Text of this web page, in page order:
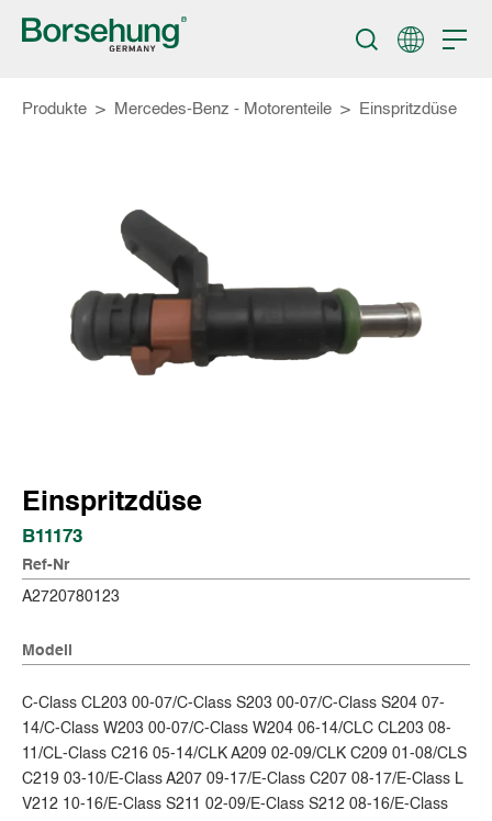
Produkte > Mercedes-Benz - Motorenteile > Einspritzdüse
Einspritzdüse
B11173
Ref-Nr
A2720780123
Modell
C-Class CL203 00-07/C-Class S203 00-07/C-Class S204 07-
14/C-Class W203 00-07/C-Class W204 06-14/CLC CL203 08-
11/CL-Class C216 05-14/CLK A209 02-09/CLK C209 01-08/CLS
C219 03-10/E-Class A207 09-17/E-Class C207 08-17/E-Class L
V212 10-16/E-Class S211 02-09/E-Class S212 08-16/E-Class